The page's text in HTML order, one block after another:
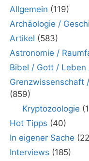
Allgemein (119)
Archäologie /
Artikel (583)
Astronomie /
Bibel / Gott / Leben
Grenzwissenschaft
(859)
Kryptozoologie
Hot Tipps (40)
In eigener Sache
Interviews (185)